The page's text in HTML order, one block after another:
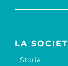
LA
Storia